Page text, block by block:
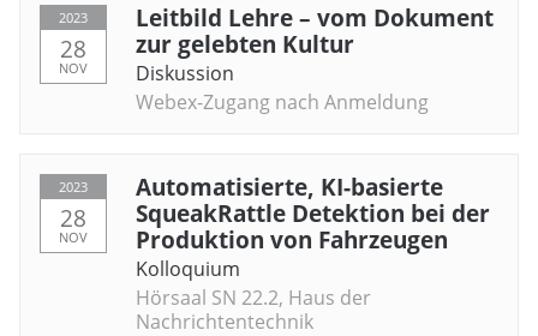
2023
28
NOV
Leitbild Lehre – vom Dokument
zur gelebten Kultur
Diskussion
Webex-Zugang nach Anmeldung
2023
28
NOV
Automatisierte, KI-basierte
SqueakRattle Detektion bei der
Produktion von Fahrzeugen
Kolloquium
Hörsaal SN 22.2, Haus der
Nachrichtentechnik